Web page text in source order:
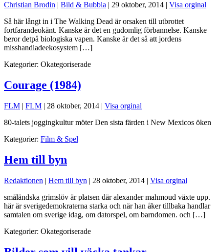
Christian Brodin | Bild & Bubbla | 29 oktober, 2014 | Visa orginal
Så här långt in i The Walking Dead är orsaken till utbrottet
fortfarandeokänt. Kanske är det en gudomlig förbannelse. Kanske
beror detpå biologiska vapen. Kanske är det så att jordens
misshandladeekosystem […]
Kategorier: Okategoriserade
Courage (1984)
FLM | FLM | 28 oktober, 2014 | Visa orginal
80-talets joggingkultur möter Den sista färden i New Mexicos öken
Kategorier: Film & Spel
Hem till byn
Redaktionen | Hem till byn | 28 oktober, 2014 | Visa orginal
småländska grimslöv är platsen där alexander mahmoud växte upp.
här är sverigedemokraterna starka och när han åker tillbaka handlar
samtalen om sverige idag, om datorspel, om barndomen. och […]
Kategorier: Okategoriserade